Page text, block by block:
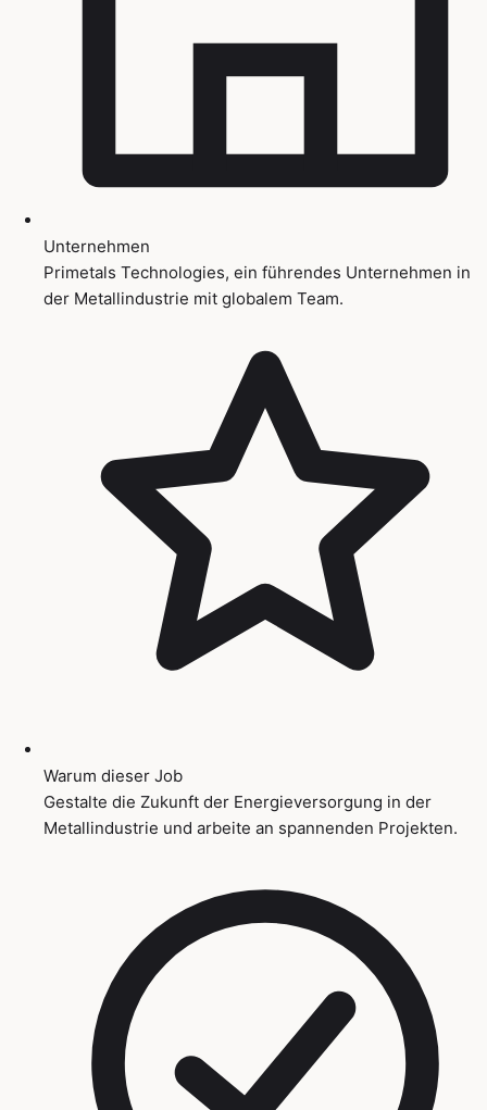
Unternehmen
Primetals Technologies, ein führendes Unternehmen in
der Metallindustrie mit globalem Team.
Warum dieser Job
Gestalte die Zukunft der Energieversorgung in der
Metallindustrie und arbeite an spannenden Projekten.